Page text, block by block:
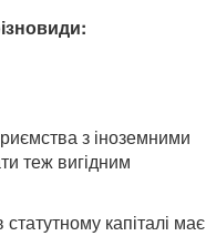
з іноземними
теж вигідним
капіталі має